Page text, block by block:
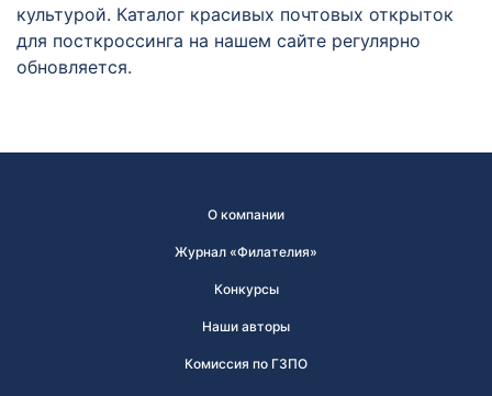
культурой. Каталог красивых почтовых открыток
для посткроссинга на нашем сайте регулярно
обновляется.
О компании
Журнал «Филателия»
Конкурсы
Наши авторы
Комиссия по ГЗПО